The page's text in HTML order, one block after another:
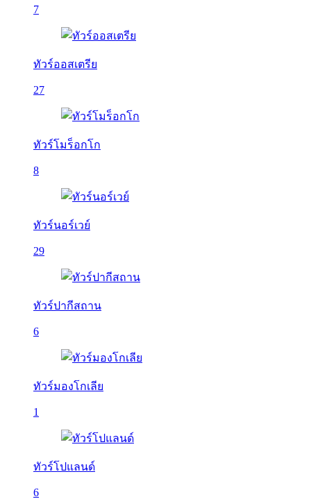
7
ทัวร์ออสเตรีย
27
ทัวร์โมร็อกโก
8
ทัวร์นอร์เวย์
29
ทัวร์ปากีสถาน
6
ทัวร์มองโกเลีย
1
ทัวร์โปแลนด์
6